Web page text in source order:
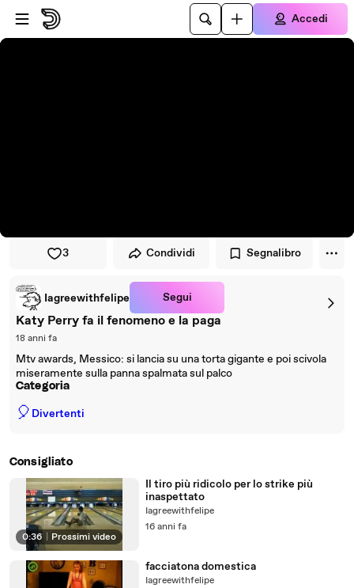
Vai al lettore
Passa al contenuto principale
Accedi
3 Condividi Segnalibro
Iagreewithfelipe Segui
Katy Perry fa il fenomeno e la paga
18 anni fa
Mtv awards, Messico: si lancia su una torta gigante e poi scivola
miseramente sulla panna spalmata sul palco
Categoria
🎈 Divertenti
Consigliato
0:36 Prossimi video
Il tiro più ridicolo per lo strike più
inaspettato
Iagreewithfelipe
16 anni fa
facciatona domestica
Iagreewithfelipe